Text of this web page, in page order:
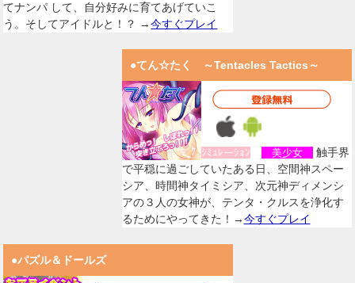
てナンパ して、自分好みに育てあげていこ
う。そしてアイドルと！？ →今すぐプレイ
●てん☆たく ～Tentacles Tactics～
ｼﾐｭﾚーｼｮﾝ 美少女
触手界
で平穏に過ごしていたある日、空間神スペー
シア、時間神タイミシア、次元神ディメンシ
アの３人の女神が、テンタ・クルスを浄化す
るためにやってきた！→今すぐプレイ
●パズル＆ドールズ